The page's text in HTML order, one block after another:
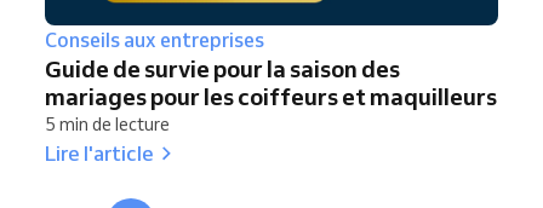
Conseils aux entreprises
Guide de survie pour la saison des
mariages pour les coiffeurs et maquilleurs
5 min de lecture
Lire l'article